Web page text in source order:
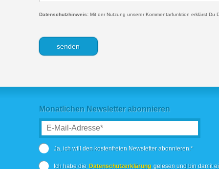
Datenschutzhinweis: Mit der Nutzung unserer Kommentarfunktion erklärst Du
Monatlichen Newsletter abonnieren
Ja, ich will den kostenfreien Newsletter abonnieren.*
Ich habe die Datenschutzerklärung gelesen und bin damit